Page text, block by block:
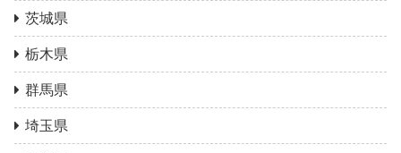
茨城県
栃木県
群馬県
埼玉県